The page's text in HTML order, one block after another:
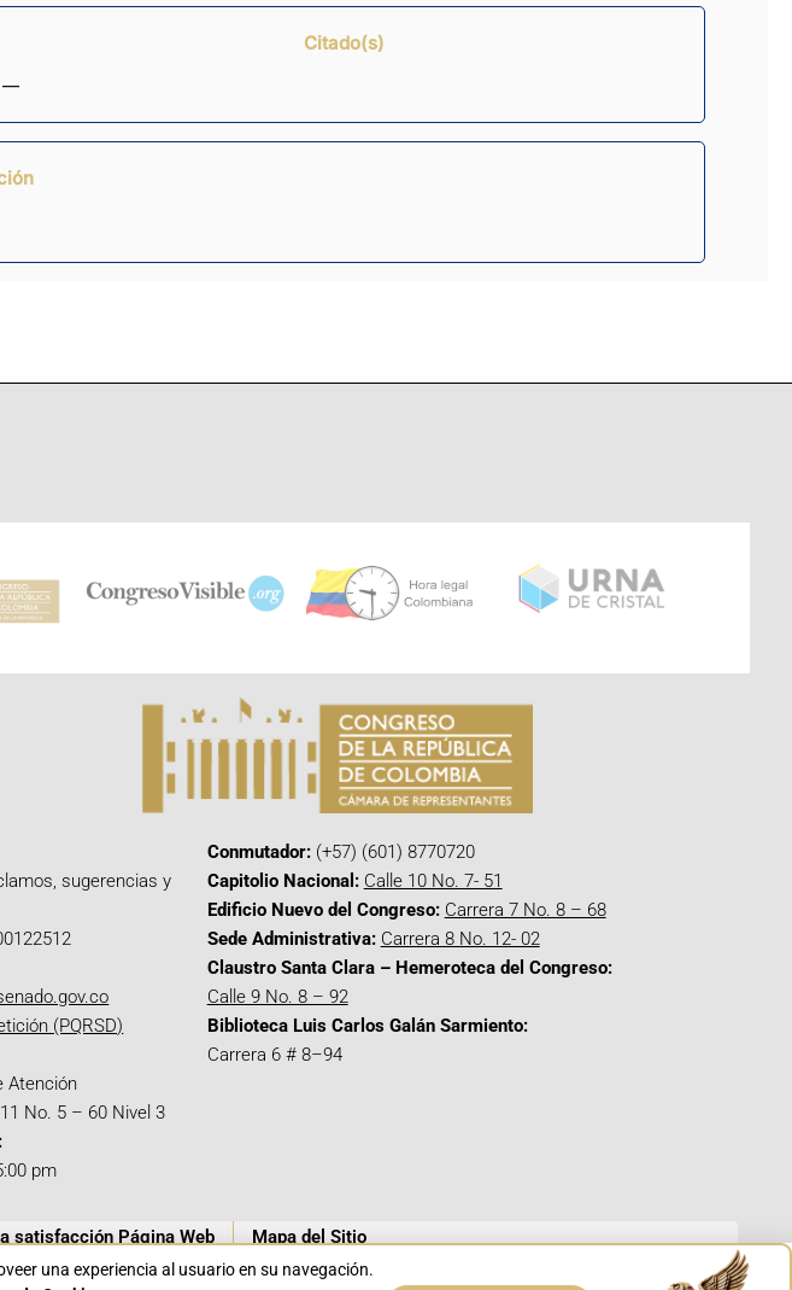
Citado(s)
—
sugerencias y
(PQRSD)
Atención
No. 5 – 60 Nivel 3
pm
Conmutador:(+57) (601) 8770720
Capitolio Nacional: Calle 10 No. 7- 51
Edificio Nuevo del Congreso: Carrera 7 No. 8 – 68
Sede Administrativa: Carrera 8 No. 12- 02
Claustro Santa Clara – Hemeroteca del Congreso:
Calle 9 No. 8 – 92
Biblioteca Luis Carlos Galán Sarmiento:
Carrera 6 # 8–94
satisfacción Página Web Mapa del Sitio
una experiencia al usuario en su navegación.